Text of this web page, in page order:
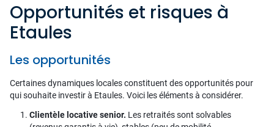
Opportunités et risques à
Etaules
Les opportunités
Certaines dynamiques locales constituent des opportunités pour
qui souhaite investir à Etaules. Voici les éléments à considérer.
Clientèle locative senior. Les retraités sont solvables